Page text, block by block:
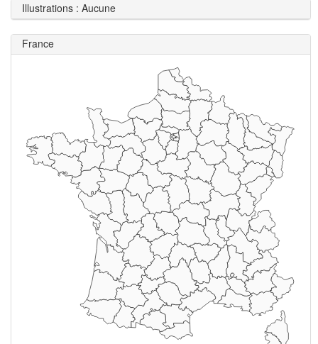
Illustrations : Aucune
France